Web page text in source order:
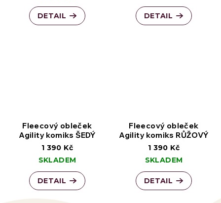
DETAIL DETAIL
Fleecový obleček
Agility komiks ŠEDÝ
1 390 Kč
SKLADEM
DETAIL
Fleecový obleček
Agility komiks RŮŽOVÝ
1 390 Kč
SKLADEM
DETAIL